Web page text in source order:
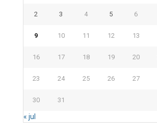
2 3 4 5 6
9 10 11 12 13
16 17 18 19 20
23 24 25 26 27
30 31
« jul